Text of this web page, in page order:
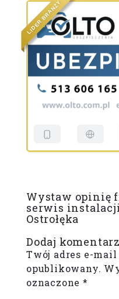
LI
DER
BRAN
Ż
Y
Wystaw opinię
serwis instalacji
Ostrołęka
Dodaj komentarz
Twój adres e-
opublikowany.
oznaczone*